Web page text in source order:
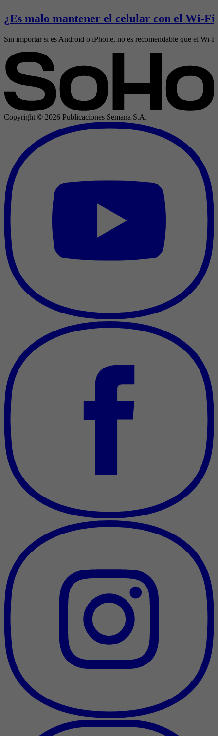
¿Es malo mantener el celular con el Wi-Fi
Sin importar si es Android o iPhone, no es recomendable que el Wi-
Copyright © 2026 Publicaciones Semana S.A.